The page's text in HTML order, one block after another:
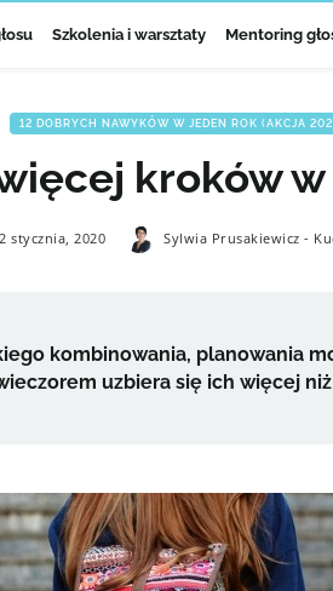
Szkolenia i warsztaty Mentoring
12 DOBRYCH NAWYKÓW W JEDEN ROK (AKCJA
kroków
stycznia, 2020 Sylwia Prusakiewicz -
kombinowania, planowania
uzbiera się ich więcej